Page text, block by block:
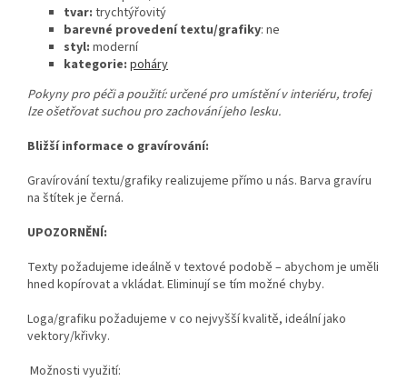
tvar: trychtýřovitý
barevné provedení textu/grafiky: ne
styl: moderní
kategorie: poháry
Pokyny pro péči a použití: určené pro umístění v interiéru, trofej
lze ošetřovat suchou pro zachování jeho lesku.
Bližší informace o gravírování:
Gravírování textu/grafiky realizujeme přímo u nás. Barva gravíru
na štítek je černá.
UPOZORNĚNÍ:
Texty požadujeme ideálně v textové podobě – abychom je uměli
hned kopírovat a vkládat. Eliminují se tím možné chyby.
Loga/grafiku požadujeme v co nejvyšší kvalitě, ideální jako
vektory/křivky.
Možnosti využití: